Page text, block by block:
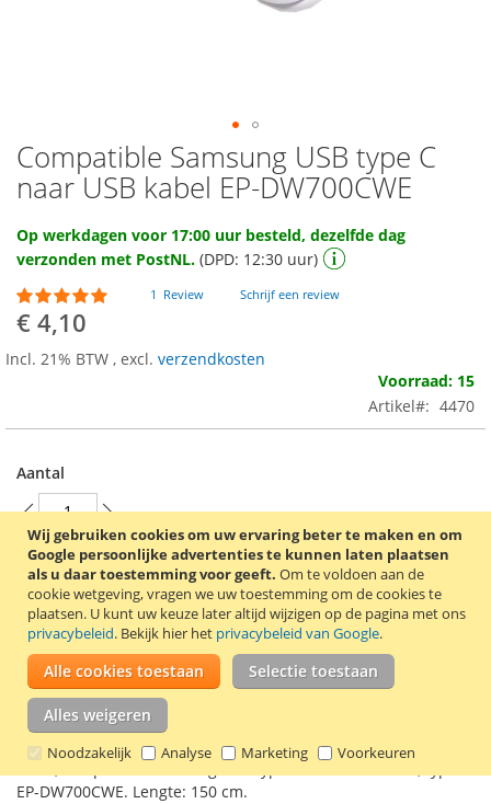
Wij gebruiken cookies om uw ervaring beter te maken en om
Google persoonlijke advertenties te kunnen laten plaatsen
als u daar toestemming voor geeft. Om te voldoen aan de
cookie wetgeving, vragen we uw toestemming om de cookies te
plaatsen. U kunt uw keuze later altijd wijzigen op de pagina met ons
privacybeleid. Bekijk hier het privacybeleid van Google.
Alle cookies toestaan Selectie toestaan
Alles weigeren
Noodzakelijk Analyse Marketing Voorkeuren
Ga
naar
het
van
de
afbeeldingen-
gallerij
Compatible Samsung USB type C
naar USB kabel EP-DW700CWE
Op werkdagen voor 17:00 uur besteld, dezelfde dag
verzonden met PostNL. (DPD: 12:30 uur)
Waardering:
100
% of100
1 Review Schrijf een review
€ 4,10
Incl. 21% BTW , excl. verzendkosten
Voorraad: 15
Artikel
4470
Aantal
In Winkelwagen
VOEG TOE AAN VERLANGLIJST
TOEVOEGEN OM TE VERGELIJKEN
EP-DW700CWE. Lengte: 150 cm.